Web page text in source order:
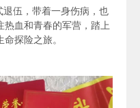
伍，带着一身伤病，也
热血和青春的军营，踏上
探险之旅。